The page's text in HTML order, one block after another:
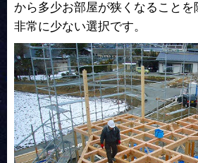
から多少お部屋が狭くなること
非常に少ない選択です。